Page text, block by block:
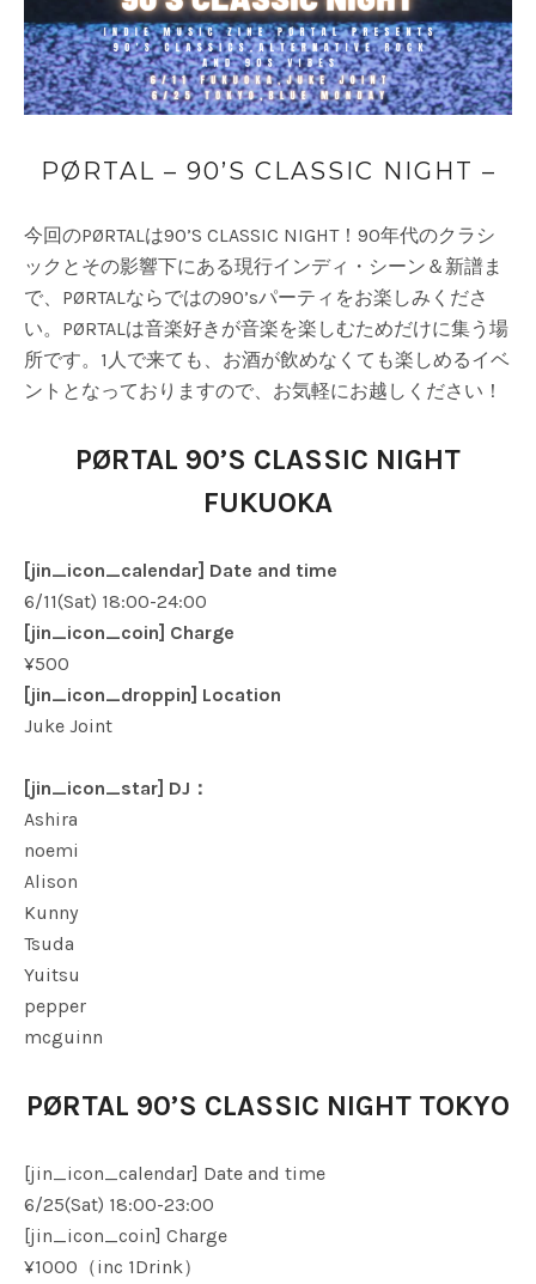
PØRTAL – 90’S CLASSIC NIGHT –
今回のPØRTALは90’S CLASSIC NIGHT！90年代のクラシ
ックとその影響下にある現行インディ・シーン＆新譜ま
で、PØRTALならではの90’sパーティをお楽しみくださ
い。PØRTALは音楽好きが音楽を楽しむためだけに集う場
所です。1人で来ても、お酒が飲めなくても楽しめるイベ
ントとなっておりますので、お気軽にお越しください！
PØRTAL 90’S CLASSIC NIGHT
FUKUOKA
[jin_icon_calendar] Date and time
6/11(Sat) 18:00-24:00
[jin_icon_coin] Charge
¥500
[jin_icon_droppin] Location
Juke Joint
[jin_icon_star] DJ：
Ashira
noemi
Alison
Kunny
Tsuda
Yuitsu
pepper
mcguinn
PØRTAL 90’S CLASSIC NIGHT TOKYO
[jin_icon_calendar] Date and time
6/25(Sat) 18:00-23:00
[jin_icon_coin] Charge
¥1000（inc 1Drink）